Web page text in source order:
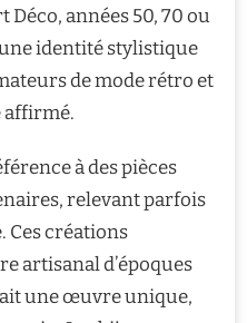
Déco, années 50, 70 ou
identité stylistique
de mode rétro et
affirmé.
à des pièces
relevant parfois
Ces créations
artisanal d’époques
une œuvre unique,